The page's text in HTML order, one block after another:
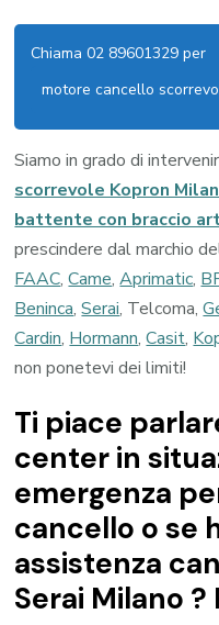
Chiama 02 89601329 per
motore cancello
Siamo in grado di
scorrevole Kopron
battente con braccio
prescindere dal marchio
FAAC,Came,Aprimatic,
Beninca,Serai, Telcoma,
Cardin, Hormann,Casit,
non ponetevi dei limiti!
Ti piace
center in
emergenza
cancello o se
assistenza
Serai Milano ?